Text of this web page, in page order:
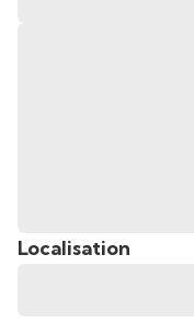
Localisation